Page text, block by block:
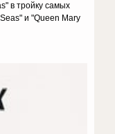
в тройку самых
и "Queen Mary